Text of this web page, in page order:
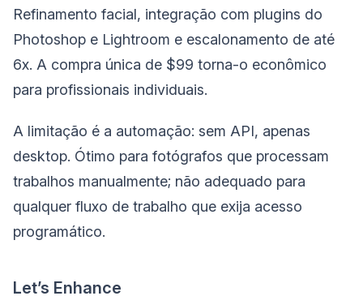
Refinamento facial, integração com plugins do
Photoshop e Lightroom e escalonamento de até
6x. A compra única de $99 torna-o econômico
para profissionais individuais.
A limitação é a automação: sem API, apenas
desktop. Ótimo para fotógrafos que processam
trabalhos manualmente; não adequado para
qualquer fluxo de trabalho que exija acesso
programático.
Let’s Enhance